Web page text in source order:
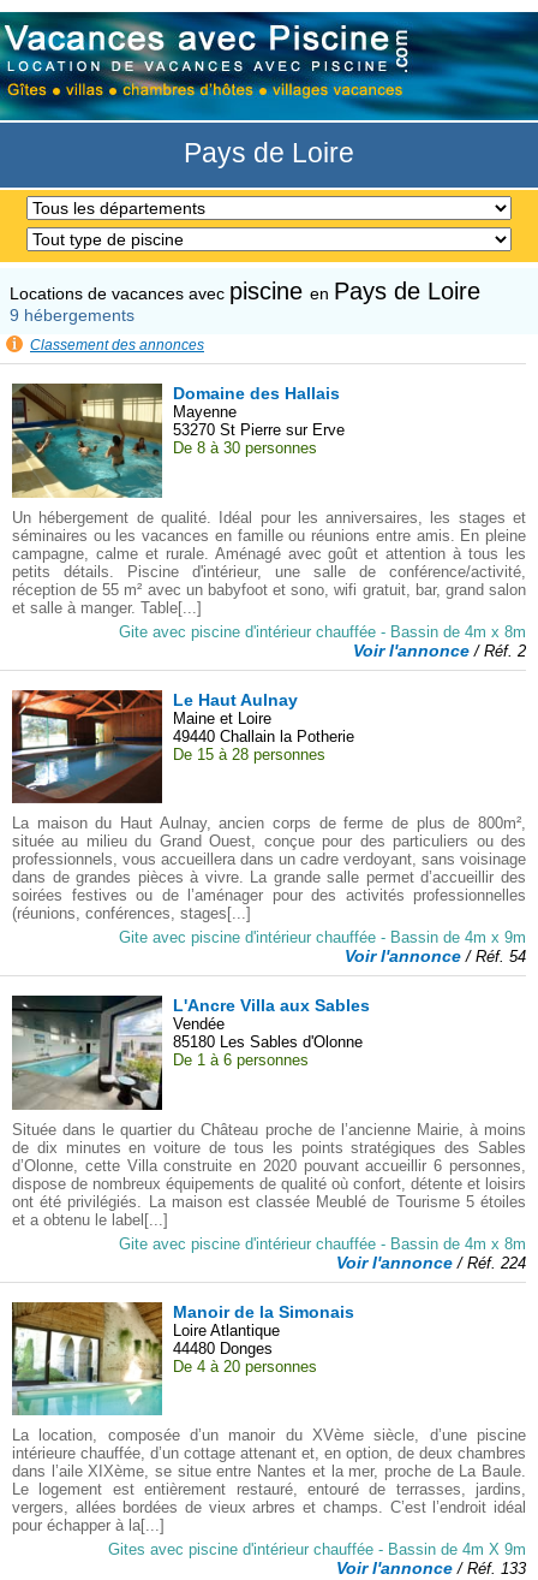
Pays de Loire
Locations de vacances avec piscine en Pays de Loire
9 hébergements
Classement des annonces
Domaine des Hallais
Mayenne
53270 St Pierre sur Erve
De 8 à 30 personnes
Un hébergement de qualité. Idéal pour les anniversaires, les stages et
séminaires ou les vacances en famille ou réunions entre amis. En pleine
campagne, calme et rurale. Aménagé avec goût et attention à tous les
petits détails. Piscine d'intérieur, une salle de conférence/activité,
réception de 55 m² avec un babyfoot et sono, wifi gratuit, bar, grand salon
et salle à manger. Table[...]
Gite avec piscine d'intérieur chauffée - Bassin de 4m x 8m
Voir l'annonce / Réf. 2
Le Haut Aulnay
Maine et Loire
49440 Challain la Potherie
De 15 à 28 personnes
La maison du Haut Aulnay, ancien corps de ferme de plus de 800m²,
située au milieu du Grand Ouest, conçue pour des particuliers ou des
professionnels, vous accueillera dans un cadre verdoyant, sans voisinage
dans de grandes pièces à vivre. La grande salle permet d’accueillir des
soirées festives ou de l’aménager pour des activités professionnelles
(réunions, conférences, stages[...]
Gite avec piscine d'intérieur chauffée - Bassin de 4m x 9m
Voir l'annonce / Réf. 54
L'Ancre Villa aux Sables
Vendée
85180 Les Sables d'Olonne
De 1 à 6 personnes
Située dans le quartier du Château proche de l’ancienne Mairie, à moins
de dix minutes en voiture de tous les points stratégiques des Sables
d’Olonne, cette Villa construite en 2020 pouvant accueillir 6 personnes,
dispose de nombreux équipements de qualité où confort, détente et loisirs
ont été privilégiés. La maison est classée Meublé de Tourisme 5 étoiles
et a obtenu le label[...]
Gite avec piscine d'intérieur chauffée - Bassin de 4m x 8m
Voir l'annonce / Réf. 224
Manoir de la Simonais
Loire Atlantique
44480 Donges
De 4 à 20 personnes
La location, composée d’un manoir du XVème siècle, d’une piscine
intérieure chauffée, d’un cottage attenant et, en option, de deux chambres
dans l’aile XIXème, se situe entre Nantes et la mer, proche de La Baule.
Le logement est entièrement restauré, entouré de terrasses, jardins,
vergers, allées bordées de vieux arbres et champs. C’est l’endroit idéal
pour échapper à la[...]
Gites avec piscine d'intérieur chauffée - Bassin de 4m X 9m
Voir l'annonce / Réf. 133
Panneau de gestion des cookies